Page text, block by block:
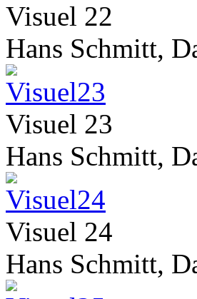
Visuel 22
Hans Schmitt,
Visuel 23
Hans Schmitt,
Visuel 24
Hans Schmitt,